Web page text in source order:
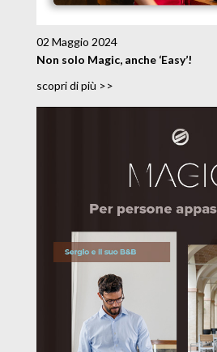
02 Maggio 2024
Non solo Magic, anche ‘Easy’!
scopri di più >>